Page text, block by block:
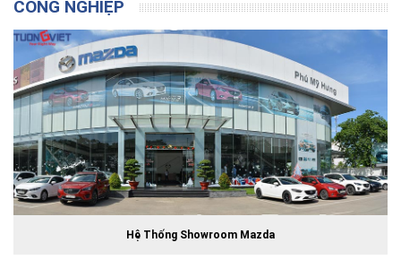
CÔNG NGHIỆP
Hệ Thống Showroom Mazda